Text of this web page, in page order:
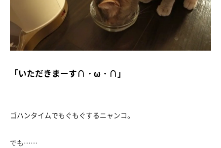
「いただきまーす∩・ω・∩」
ゴハンタイムでもぐもぐするニャンコ。
でも……